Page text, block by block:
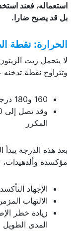
استعماله، فعند
بل قد يصبح ضارا.
الحرارة: نقطة
لا يتحمل زيت
وتتراوح نقطة تدخنه
160 و180 درجة مئوية بالنسبة لزيت الزيتون البكر الممتاز
المكرر
بعد هذه الدرجة
مؤكسدة وألدهيدات،
الإجهاد
الالتهاب
زيادة خطر
المدى الطويل